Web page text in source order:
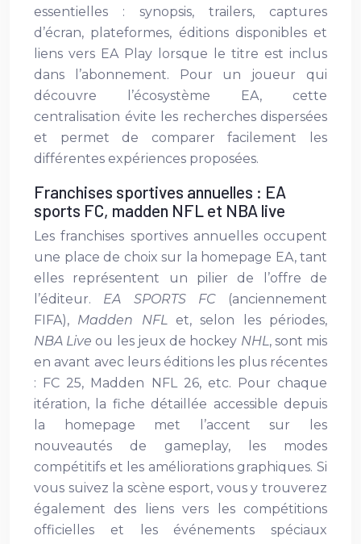
essentielles : synopsis, trailers, captures
d’écran, plateformes, éditions disponibles et
liens vers EA Play lorsque le titre est inclus
dans l’abonnement. Pour un joueur qui
découvre l’écosystème EA, cette
centralisation évite les recherches dispersées
et permet de comparer facilement les
différentes expériences proposées.
Franchises sportives annuelles : EA
sports FC, madden NFL et NBA live
Les franchises sportives annuelles occupent
une place de choix sur la homepage EA, tant
elles représentent un pilier de l’offre de
l’éditeur. EA SPORTS FC(anciennement
FIFA), Madden NFLet, selon les périodes,
NBA Live ou les jeux de hockey NHL, sont mis
en avant avec leurs éditions les plus récentes
: FC 25, Madden NFL 26, etc. Pour chaque
itération, la fiche détaillée accessible depuis
la homepage met l’accent sur les
nouveautés de gameplay, les modes
compétitifs et les améliorations graphiques. Si
vous suivez la scène esport, vous y trouverez
également des liens vers les compétitions
officielles et les événements spéciaux